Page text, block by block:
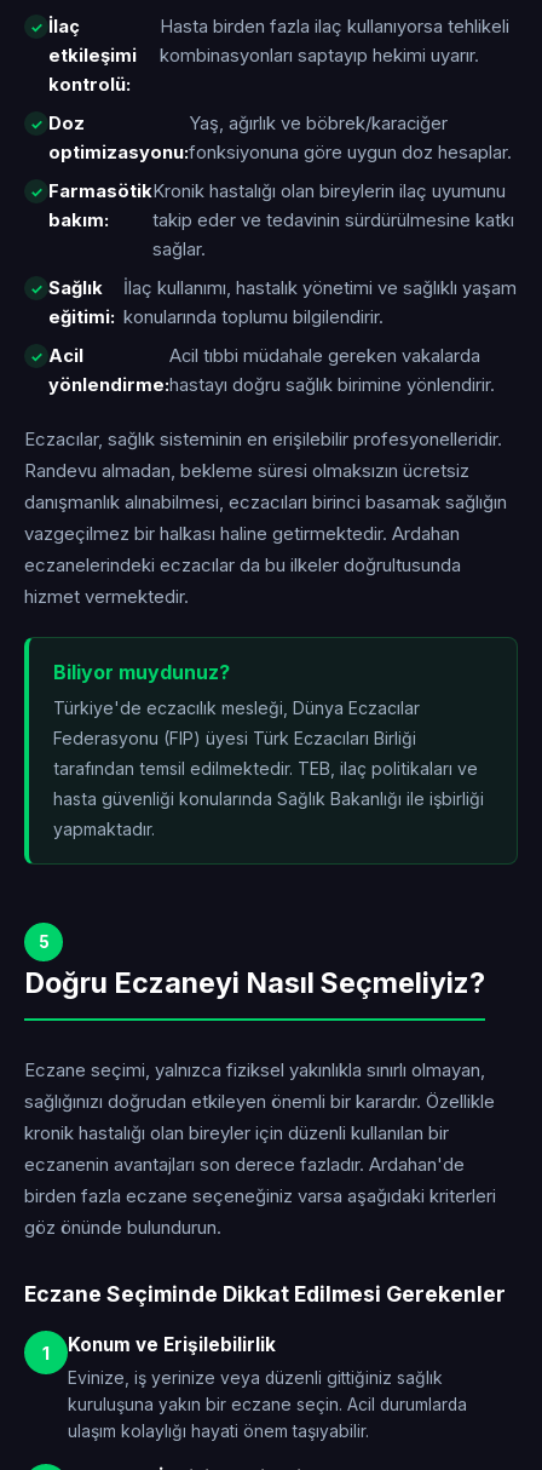
İlaç
etkileşimi
kontrolü:
Hasta birden fazla ilaç kullanıyorsa tehlikeli
kombinasyonları saptayıp hekimi uyarır.
Doz
optimizasyonu:
Yaş, ağırlık ve böbrek/karaciğer
fonksiyonuna göre uygun doz hesaplar.
Farmasötik
bakım:
Kronik hastalığı olan bireylerin ilaç uyumunu
takip eder ve tedavinin sürdürülmesine katkı
sağlar.
Sağlık
eğitimi:
İlaç kullanımı, hastalık yönetimi ve sağlıklı yaşam
konularında toplumu bilgilendirir.
Acil
yönlendirme:
Acil tıbbi müdahale gereken vakalarda
hastayı doğru sağlık birimine yönlendirir.
Eczacılar, sağlık sisteminin en erişilebilir profesyonelleridir.
Randevu almadan, bekleme süresi olmaksızın ücretsiz
danışmanlık alınabilmesi, eczacıları birinci basamak sağlığın
vazgeçilmez bir halkası haline getirmektedir. Ardahan
eczanelerindeki eczacılar da bu ilkeler doğrultusunda
hizmet vermektedir.
Biliyor muydunuz?
Türkiye'de eczacılık mesleği, Dünya Eczacılar
Federasyonu (FIP) üyesi Türk Eczacıları Birliği
tarafından temsil edilmektedir. TEB, ilaç politikaları ve
hasta güvenliği konularında Sağlık Bakanlığı ile işbirliği
yapmaktadır.
5
Doğru Eczaneyi Nasıl Seçmeliyiz?
Eczane seçimi, yalnızca fiziksel yakınlıkla sınırlı olmayan,
sağlığınızı doğrudan etkileyen önemli bir karardır. Özellikle
kronik hastalığı olan bireyler için düzenli kullanılan bir
eczanenin avantajları son derece fazladır. Ardahan'de
birden fazla eczane seçeneğiniz varsa aşağıdaki kriterleri
göz önünde bulundurun.
Eczane Seçiminde Dikkat Edilmesi Gerekenler
1 Konum ve Erişilebilirlik
Evinize, iş yerinize veya düzenli gittiğiniz sağlık
kuruluşuna yakın bir eczane seçin. Acil durumlarda
ulaşım kolaylığı hayati önem taşıyabilir.